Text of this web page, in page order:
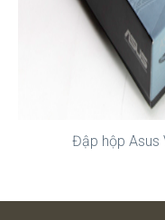
Đập hộp Asus